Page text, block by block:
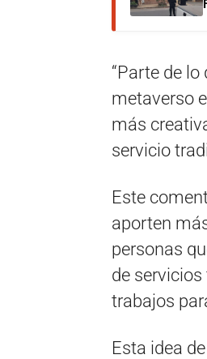
“Parte de
metaverso
más
servicio
Este
aporten
personas
de
trabajos
Esta idea